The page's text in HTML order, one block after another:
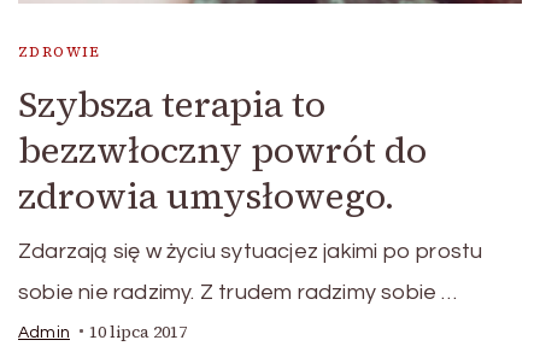
ZDROWIE
Szybsza terapia to
bezzwłoczny powrót do
zdrowia umysłowego.
Zdarzają się w życiu sytuacjez jakimi po prostu
sobie nie radzimy. Z trudem radzimy sobie …
Admin 10 lipca 2017